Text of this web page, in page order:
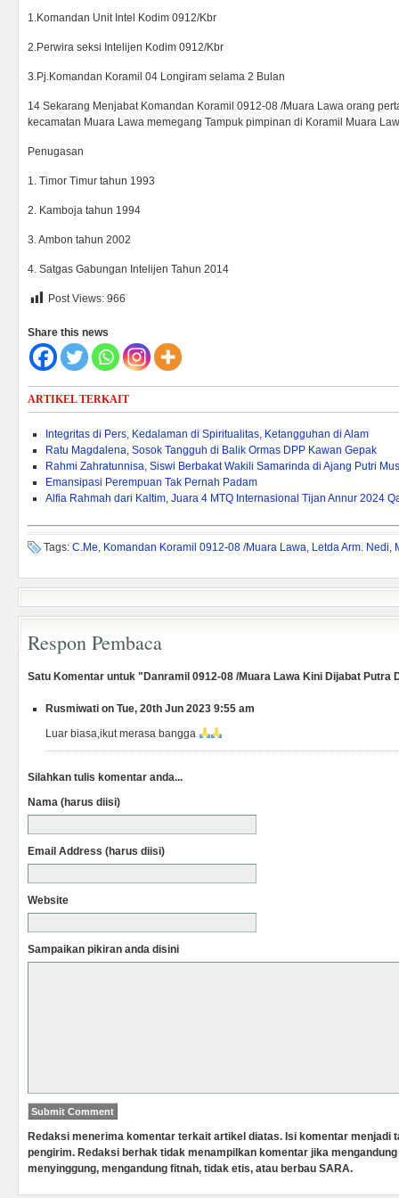
1.Komandan Unit Intel Kodim 0912/Kbr
2.Perwira seksi Intelijen Kodim 0912/Kbr
3.Pj.Komandan Koramil 04 Longiram selama 2 Bulan
14 Sekarang Menjabat Komandan Koramil 0912-08 /Muara Lawa orang
kecamatan Muara Lawa memegang Tampuk pimpinan di Koramil Muara
Penugasan
1. Timor Timur tahun 1993
2. Kamboja tahun 1994
3. Ambon tahun 2002
4. Satgas Gabungan Intelijen Tahun 2014
Post Views: 966
Share this news
ARTIKEL TERKAIT
Integritas di Pers, Kedalaman di Spiritualitas, Ketangguhan di Alam
Ratu Magdalena, Sosok Tangguh di Balik Ormas DPP Kawan Gepak
Rahmi Zahratunnisa, Siswi Berbakat Wakili Samarinda di Ajang Putri
Emansipasi Perempuan Tak Pernah Padam
Alfia Rahmah dari Kaltim, Juara 4 MTQ Internasional Tijan Annur 2024
Tags: C.Me, Komandan Koramil 0912-08 /Muara Lawa, Letda Arm. Nedi,
Respon Pembaca
Satu Komentar untuk "Danramil 0912-08 /Muara Lawa Kini Dijabat Putra
Rusmiwati on Tue, 20th Jun 2023 9:55 am
Luar biasa,ikut merasa bangga
Silahkan tulis komentar anda...
Nama (harus diisi)
Email Address (harus diisi)
Website
Sampaikan pikiran anda disini
Redaksi menerima komentar terkait artikel diatas. Isi komentar menjadi
pengirim. Redaksi berhak tidak menampilkan komentar jika
menyinggung, mengandung fitnah, tidak etis, atau berbau SARA.